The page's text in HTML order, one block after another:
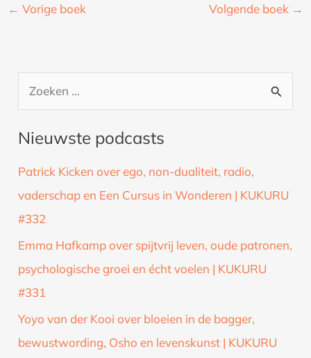
← Vorige boek Volgende boek →
e
k
a
Nieuwste podcasts
Patrick Kicken over ego, non-dualiteit, radio,
vaderschap en Een Cursus in Wonderen | KUKURU
#332
Emma Hafkamp over spijtvrij leven, oude patronen,
psychologische groei en écht voelen | KUKURU
#331
Yoyo van der Kooi over bloeien in de bagger,
bewustwording, Osho en levenskunst | KUKURU